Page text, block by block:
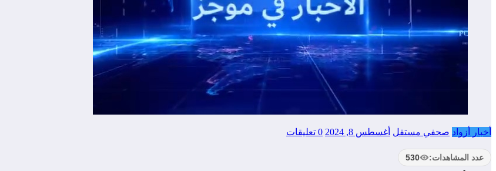
أخبار أزواد صحفي مستقل أغسطس 8, 2024 0 تعليقات
عدد المشاهدات: 530